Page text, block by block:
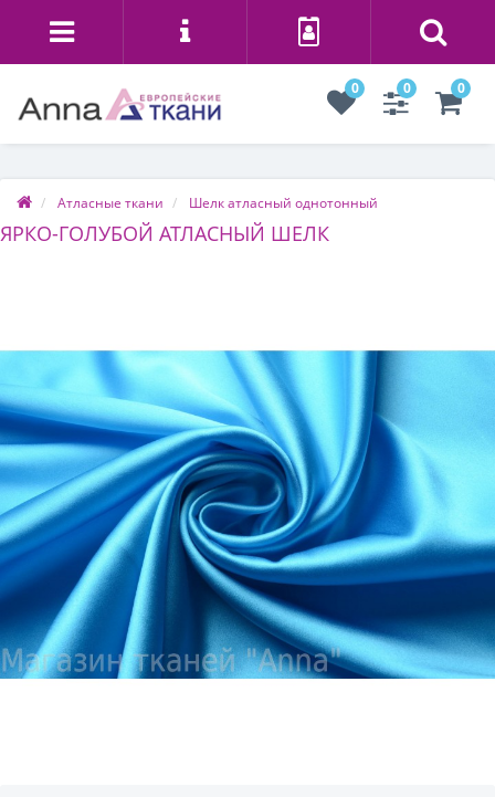
0 0 0
Атласные ткани Шелк атласный однотонный
ЯРКО-ГОЛУБОЙ АТЛАСНЫЙ ШЕЛК